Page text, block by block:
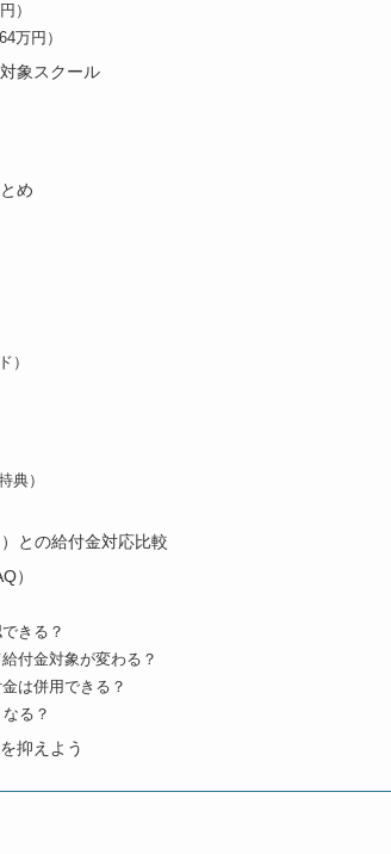
）
万円）
象スクール
め
）
典）
との給付金対応比較
）
きる？
付金対象が変わる？
は併用できる？
る？
抑えよう